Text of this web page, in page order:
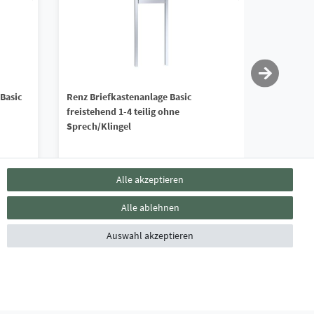
Renz Briefkastenanlage Basic
freistehend 1-4 teilig ohne
Sprech/Klingel
1.471,90 € *
*inkl. ges. MwSt.zzgl.Versandkosten
Lieferzeit ca. 4 - 6 Wochen
*inkl. ges.
Alle akzeptieren
Alle ablehnen
Auswahl akzeptieren